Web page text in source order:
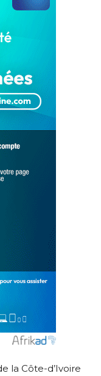
la Côte-d’Ivoire